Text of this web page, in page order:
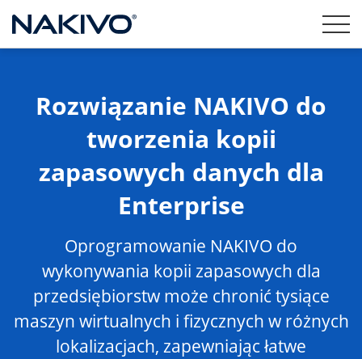
Rozwiązanie NAKIVO do
tworzenia kopii
zapasowych danych dla
Enterprise
Oprogramowanie NAKIVO do
wykonywania kopii zapasowych dla
przedsiębiorstw może chronić tysiące
maszyn wirtualnych i fizycznych w różnych
lokalizacjach, zapewniając łatwe